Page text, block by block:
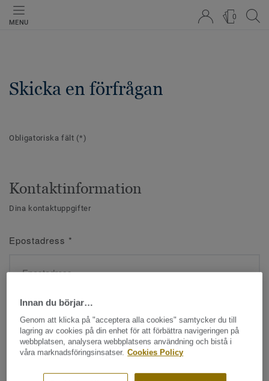
MENU
0
Skicka en förfrågan
Obligatoriska fält (*)
Kontaktinformation
Dina kontaktuppgifter
Epostadress *
Namn*
Innan du börjar…
Genom att klicka på "acceptera alla cookies" samtycker du till
lagring av cookies på din enhet för att förbättra navigeringen på
webbplatsen, analysera webbplatsens användning och bistå i
våra marknadsföringsinsatser. Cookies Policy